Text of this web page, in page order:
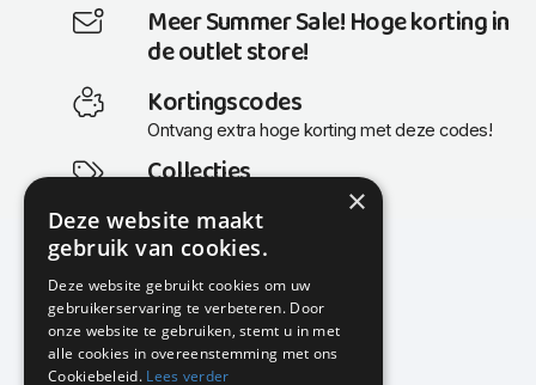
Meer Summer Sale! Hoge korting in
de outlet store!
Kortingscodes
Ontvang extra hoge korting met deze codes!
Collecties
Actuele en populaire collecties
KMP Kantoormeubilair
Airport Business Park
Frankfurtstraat 29-31
×
Deze website maakt
gebruik van cookies.
Deze website gebruikt cookies om uw
gebruikerservaring te verbeteren. Door
onze website te gebruiken, stemt u in met
alle cookies in overeenstemming met ons
Cookiebeleid. Lees verder